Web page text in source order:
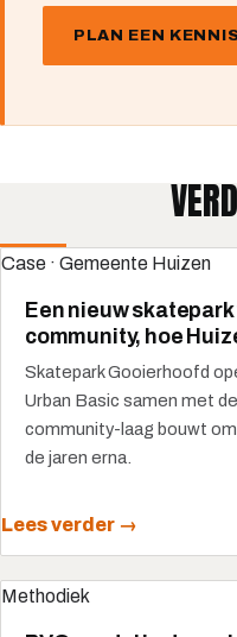
PLAN EEN
Case · Gemeente Huizen
Een nieuw
community, hoe
Skatepark Gooierhoofd
Urban Basic samen met
community-laag bouwt
de jaren erna.
Lees verder →
Methodiek